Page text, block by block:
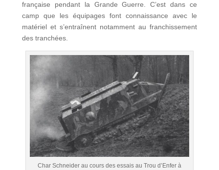
française pendant la Grande Guerre. C’est dans ce
camp que les équipages font connaissance avec le
matériel et s’entraînent notamment au franchissement
des tranchées.
Char Schneider au cours des essais au Trou d’Enfer à